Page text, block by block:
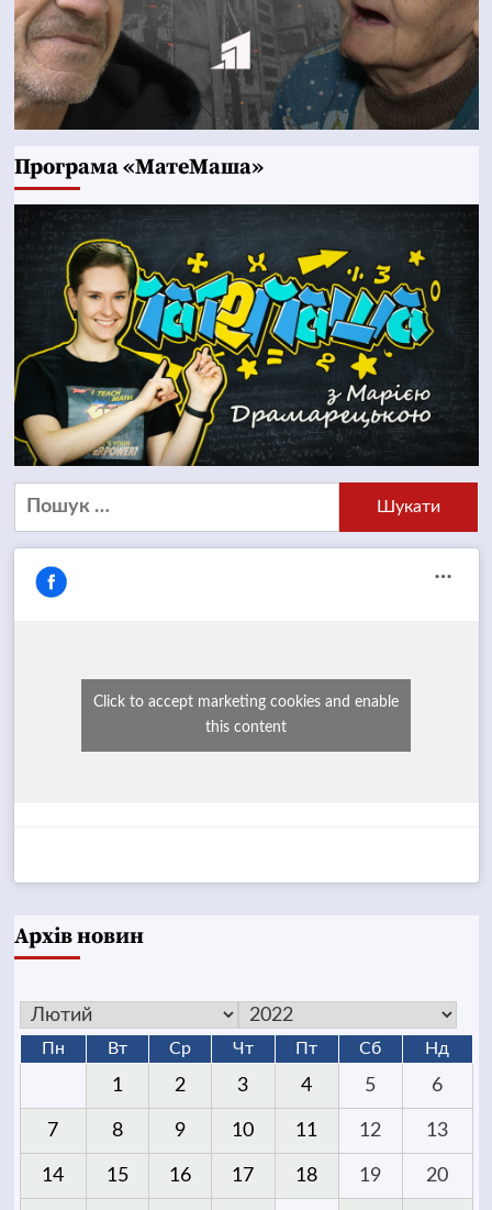
Програма «МатеМаша»
Пошук:
Click to accept marketing cookies and enable
this content
Архів новин
Пн Вт Ср Чт Пт Сб Нд
1 2 3 4 5 6
7 8 9 10 11 12 13
14 15 16 17 18 19 20